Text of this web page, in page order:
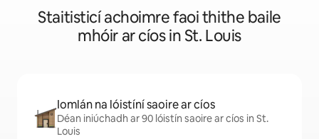
Staitisticí achoimre faoi thithe baile
mhóir ar cíos in St. Louis
Iomlán na lóistíní saoire ar cíos
Déan iniúchadh ar 90 lóistín saoire ar cíos in St.
Louis